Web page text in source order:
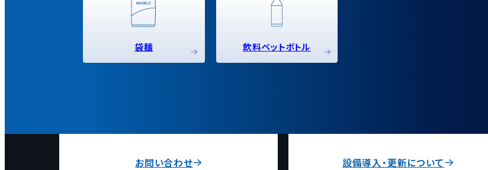
袋麺 飲料ペットボトル
お問い合わせ 設備導入・更新について